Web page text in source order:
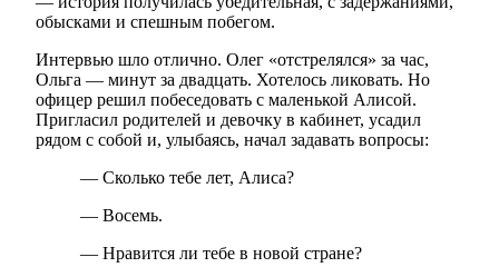
обысками и спешным побегом.
Интервью шло отлично. Олег «отстрелялся» за час,
Ольга — минут за двадцать. Хотелось ликовать. Но
офицер решил побеседовать с маленькой Алисой.
Пригласил родителей и девочку в кабинет, усадил
рядом с собой и, улыбаясь, начал задавать вопросы:
— Сколько тебе лет, Алиса?
— Восемь.
— Нравится ли тебе в новой стране?